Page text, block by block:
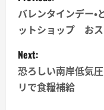
o
s
t
n
バレンタインデー
ットショップ お
Next:
恐ろしい南岸低気
リで食糧補給